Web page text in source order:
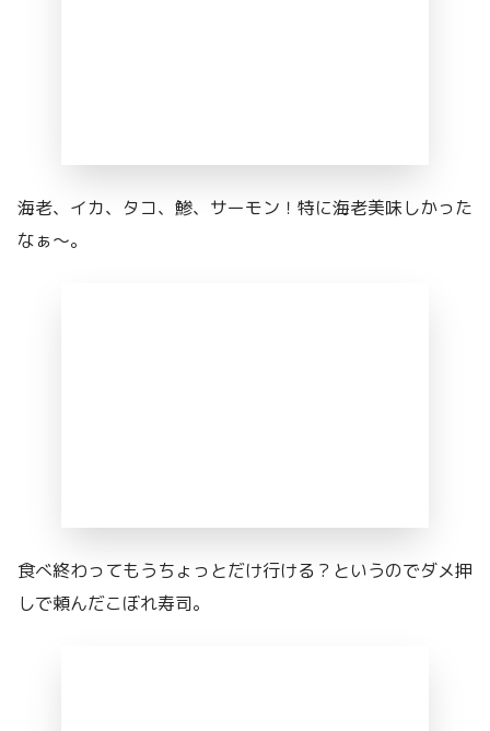
海老、イカ、タコ、鯵、サーモン！特に海老美味しかった
なぁ〜。
食べ終わってもうちょっとだけ行ける？というのでダメ押
しで頼んだこぼれ寿司。